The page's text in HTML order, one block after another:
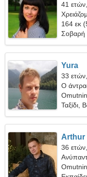
41
σκι μαζί
164 εκ
Σοβαρή
Yura
33
Ο
Ταξίδι,
Arthur
36